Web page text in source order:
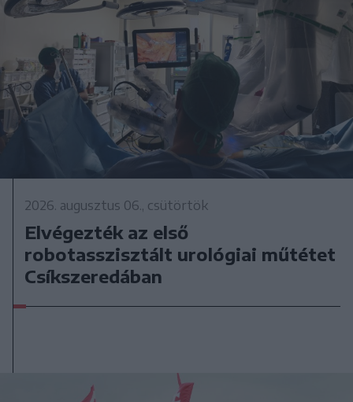
2026. augusztus 06., csütörtök
Elvégezték az első
robotasszisztált urológiai műtétet
Csíkszeredában